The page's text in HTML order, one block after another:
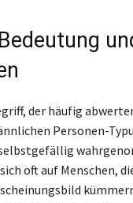
der häufig
Personen-
oft auf Menschen,